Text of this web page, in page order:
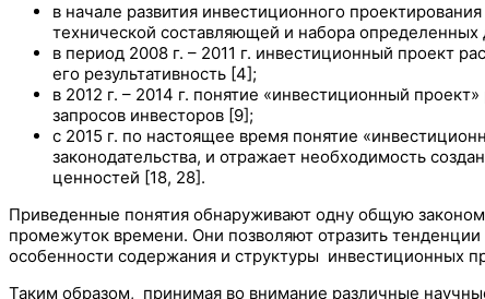
в начале развития инвестиционного
технической составляющей и набора определенных
в период 2008 г. – 2011 г. инвестиционный проект
его результативность [4];
в 2012 г. – 2014 г. понятие «инвестиционный
запросов инвесторов [9];
с 2015 г. по настоящее время понятие
законодательства, и отражает необходимость
ценностей [18, 28].
Приведенные понятия обнаруживают одну общую
промежуток времени. Они позволяют отразить
особенности содержания и структуры инвестиционных
Таким образом, принимая во внимание различные